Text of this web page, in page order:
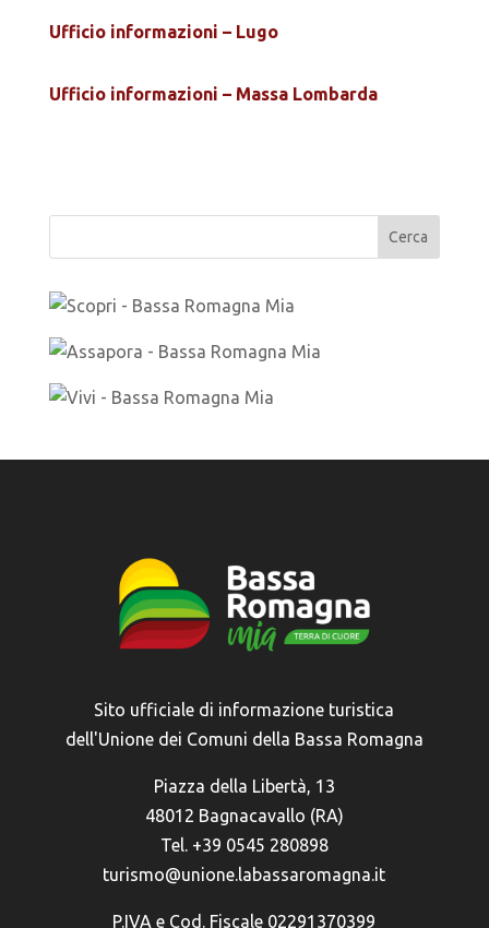
Ufficio informazioni – Lugo
Ufficio informazioni – Massa Lombarda
Sito ufficiale di informazione turistica
dell'Unione dei Comuni della Bassa Romagna
Piazza della Libertà, 13
48012 Bagnacavallo (RA)
Tel. +39 0545 280898
turismo@unione.labassaromagna.it
P.IVA e Cod. Fiscale 02291370399